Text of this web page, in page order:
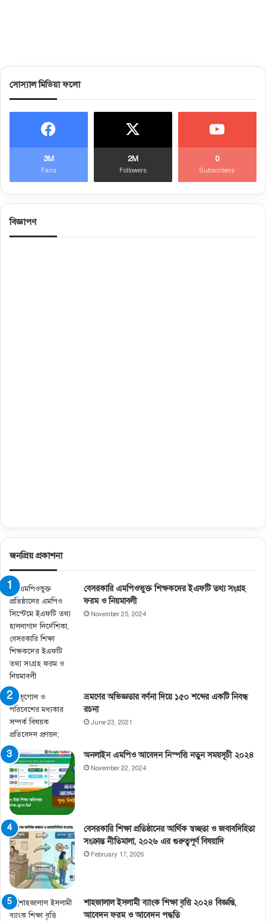
সোস্যাল মিডিয়া ফলো
3M
Fans
2M
Followers
0
Subscribers
বিজ্ঞাপণ
জনপ্রিয় প্রকাশনা
বেসরকারি এমপিওভুক্ত শিক্ষকদের ইএফটি তথ্য সংগ্রহ
ফরম ও নিয়মাবলী
November 25, 2024
ভ্রমণের অভিজ্ঞতার বর্ণনা দিয়ে ১৫০ শব্দের একটি নিবন্ধ
রচনা
June 23, 2021
অনলাইন এমপিও আবেদন নিস্পত্তি নতুন সময়সূচী ২০২৪
November 22, 2024
বেসরকারি শিক্ষা প্রতিষ্ঠানের আর্থিক স্বচ্ছতা ও জবাবদিহিতা
সংক্রান্ত নীতিমালা, ২০২৬ এর গুরুত্বপূর্ণ বিষয়াদি
February 17, 2026
শাহজালাল ইসলামী ব্যাংক শিক্ষা বৃত্তি ২০২৪ বিজ্ঞপ্তি,
আবেদন ফরম ও আবেদন পদ্ধতি